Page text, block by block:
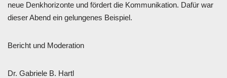
neue Denkhorizonte und fördert die Kommunikation. Dafür war
dieser Abend ein gelungenes Beispiel.
Bericht und Moderation
Dr. Gabriele B. Hartl